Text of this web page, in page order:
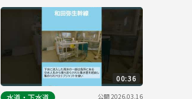
00:36
公開2026.03.16